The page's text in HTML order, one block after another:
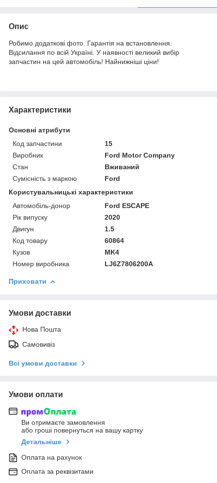
Опис
Робимо додаткові фото. Гарантія на встановлення.
Відсилання по всій Україні. У наявності великий вибір
запчастин на цей автомобіль! Найнижніші ціни!
Характеристики
Основні атрибути
Код запчастини
15
Виробник
Ford Motor Company
Стан
Вживаний
Сумісність з маркою
Ford
Користувальницькі характеристики
Автомобіль-донор
Ford ESCAPE
Рік випуску
2020
Двигун
1.5
Код товару
60864
Кузов
MK4
Номер виробника
LJ6Z7806200A
Приховати
Умови доставки
Нова Пошта
Самовивіз
Всі умови доставки
Умови оплати
Ви отримаєте замовлення
або гроші повернуться на вашу картку
Детальніше
Оплата на рахунок
Оплата за реквізитами